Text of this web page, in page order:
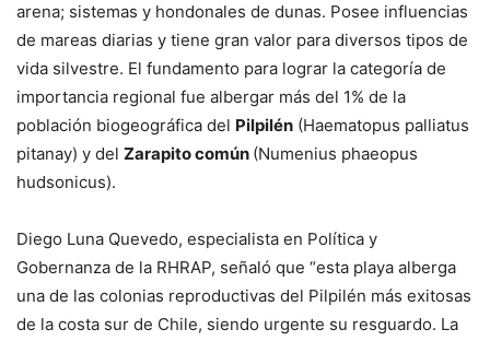
arena; sistemas y hondonales de dunas. Posee influencias
de mareas diarias y tiene gran valor para diversos tipos de
vida silvestre. El fundamento para lograr la categoría de
importancia regional fue albergar más del 1% de la
población biogeográfica del Pilpilén (Haematopus palliatus
pitanay) y del Zarapito común (Numenius phaeopus
hudsonicus).
Diego Luna Quevedo, especialista en Política y
Gobernanza de la RHRAP, señaló que “esta playa alberga
una de las colonias reproductivas del Pilpilén más exitosas
de la costa sur de Chile, siendo urgente su resguardo. La